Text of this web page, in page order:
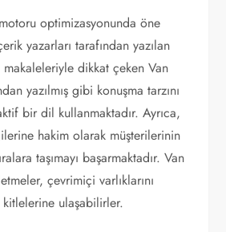
optimizasyonunda öne
yazarları tarafından yazılan
dikkat çeken Van
yazılmış gibi konuşma tarzını
bir dil kullanmaktadır. Ayrıca,
hakim olarak müşterilerinin
taşımayı başarmaktadır. Van
çevrimiçi varlıklarını
ulaşabilirler.